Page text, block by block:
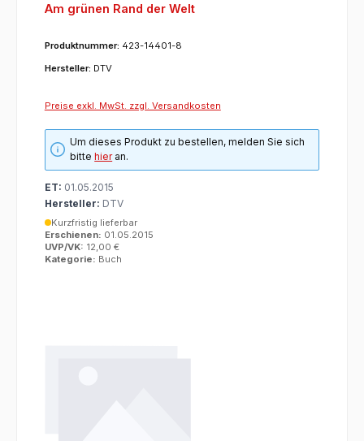
Am grünen Rand der Welt
Produktnummer: 423-14401-8
Hersteller: DTV
Preise exkl. MwSt. zzgl. Versandkosten
Um dieses Produkt zu bestellen, melden Sie sich
bittehieran.
ET: 01.05.2015
Hersteller: DTV
Kurzfristig lieferbar
Erschienen: 01.05.2015
UVP/VK: 12,00 €
Kategorie: Buch